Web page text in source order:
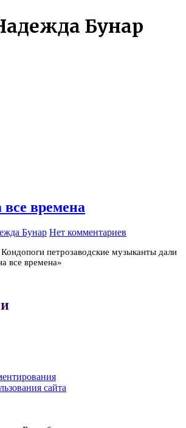
Бунар
времена
Бунар Нет комментариев
петрозаводские музыканты дали
все времена»
сайта